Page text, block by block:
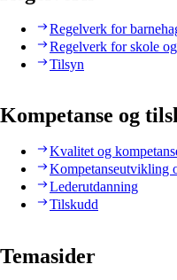
Regelverk for
Regelverk for skole
Tilsyn
Kompetanse og
Kvalitet og
Kompetanseutvikling
Lederutdanning
Tilskudd
Temasider